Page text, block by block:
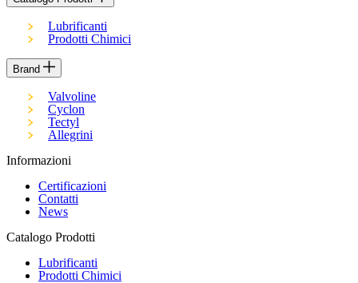
Lubrificanti
Prodotti Chimici
Brand
Valvoline
Cyclon
Tectyl
Allegrini
Informazioni
Certificazioni
Contatti
News
Catalogo Prodotti
Lubrificanti
Prodotti Chimici